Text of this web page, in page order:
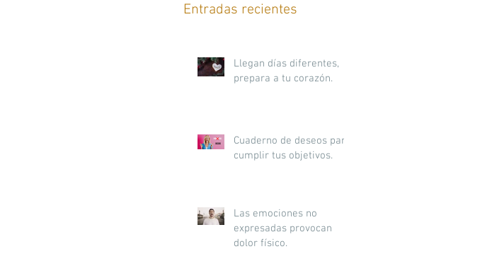
Entradas recientes
Llegan días diferentes,
prepara a tu corazón.
Cuaderno de deseos para
cumplir tus objetivos.
Las emociones no
expresadas provocan
dolor físico.